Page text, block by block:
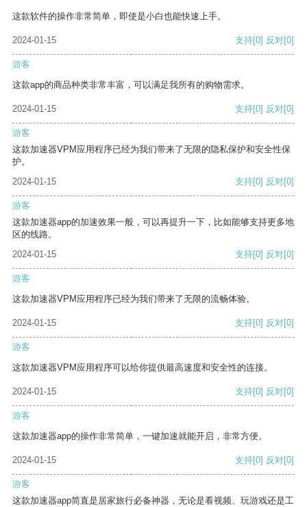
这款软件的操作非常简单，即使是小白也能快速上手。
2024-01-15 支持[0] 反对[0]
游客
这款app的商品种类非常丰富，可以满足我所有的购物需求。
2024-01-15 支持[0] 反对[0]
游客
这款加速器VPM应用程序已经为我们带来了无限的隐私保护和安全性保
护。
2024-01-15
支持[0] 反对[0]
游客
这款加速器app的加速效果一般，可以再提升一下，比如能够支持更多地
区的线路。
2024-01-15
支持[0] 反对[0]
游客
这款加速器VPM应用程序已经为我们带来了无限的流畅体验。
2024-01-15 支持[0] 反对[0]
游客
这款加速器VPM应用程序可以给你提供最高速度和安全性的连接。
2024-01-15 支持[0] 反对[0]
游客
这款加速器app的操作非常简单，一键加速就能开启，非常方便。
2024-01-15 支持[0] 反对[0]
游客
这款加速器app简直是居家旅行必备神器，无论是看视频、玩游戏还是工